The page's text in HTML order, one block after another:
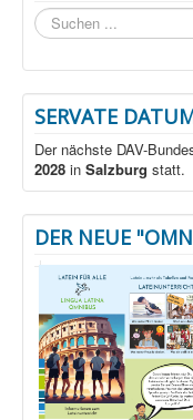
Suchen
...
SERVATE
Der nächste DAV-
2028 in Salzburg statt.
DER NEUE